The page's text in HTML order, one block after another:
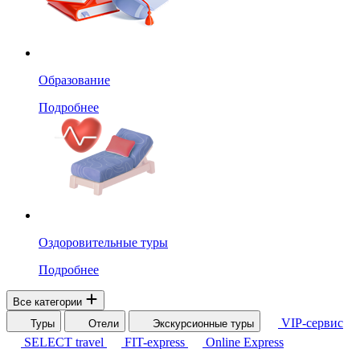
Образование
Подробнее
Оздоровительные туры
Подробнее
Все категории
Туры
Отели Экскурсионные туры
VIP-сервис
SELECT travel
FIT-express Online Express